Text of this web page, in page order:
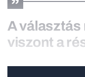
A választás
viszont a